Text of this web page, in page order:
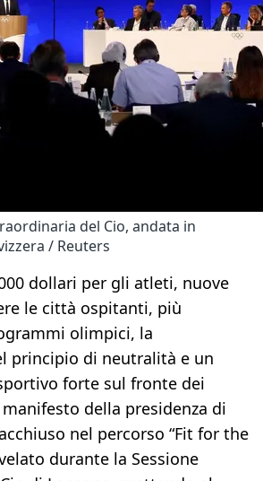
del Cio, andata in
/ Reuters
dollari per gli atleti, nuove
le città ospitanti, più
olimpici, la
principio di neutralità e un
forte sul fronte dei
della presidenza di
nel percorso “Fit for the
durante la Sessione